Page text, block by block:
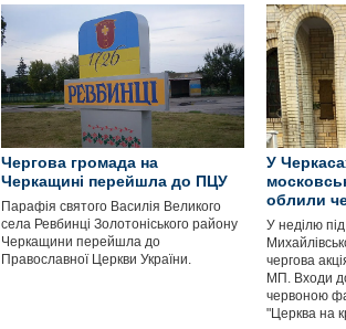
Чергова громада на
Черкащині перейшла до ПЦУ
Парафія святого Василія Великого
села Ревбинці Золотоніського району
Черкащини перейшла до
Православної Церкви України.
У
облили
У неділю
чергова
МП. Входи
червоною
"Церква на